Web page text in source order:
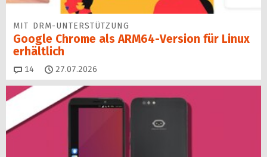
MIT DRM-UNTERSTÜTZUNG
Google Chrome als ARM64-Version für Linux
erhältlich
14 Kommentare
27.07.2026